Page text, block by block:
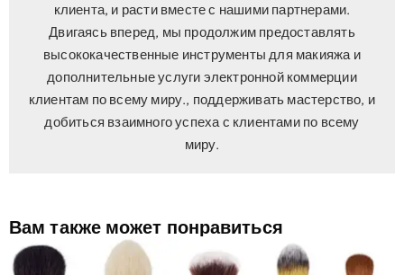
клиента, и расти вместе с нашими партнерами.
Двигаясь вперед, мы продолжим предоставлять
высококачественные инструменты для макияжа и
дополнительные услуги электронной коммерции
клиентам по всему миру., поддерживать мастерство, и
добиться взаимного успеха с клиентами по всему
миру.
Вам также может понравиться